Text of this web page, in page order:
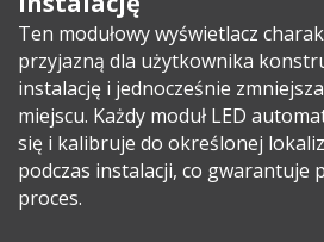
Ten modułowy wyświetlacz
przyjazną dla użytkownika
instalację i jednocześnie
miejscu. Każdy moduł LED
się i kalibruje do określonej
podczas instalacji, co gwarantuje
proces.